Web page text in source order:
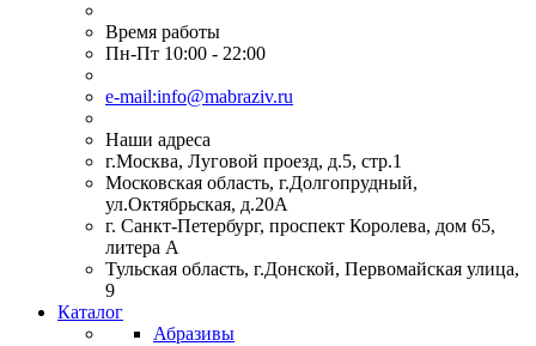
Время работы
Пн-Пт 10:00 - 22:00
e-mail:info@mabraziv.ru
Наши адреса
г.Москва, Луговой проезд, д.5, стр.1
Московская область, г.Долгопрудный,
ул.Октябрьская, д.20А
г. Санкт-Петербург, проспект Королева, дом 65,
литера А
Тульская область, г.Донской, Первомайская улица,
9
Каталог
Абразивы